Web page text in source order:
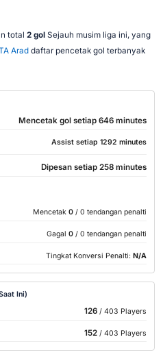
total 2 golSejauh musim liga ini, yang
Araddaftar pencetak gol terbanyak
Mencetak gol setiap 646 minutes
Assist setiap 1292 minutes
Dipesan setiap 258 minutes
Mencetak 0 / 0 tendangan penalti
Gagal 0 / 0 tendangan penalti
Tingkat Konversi Penalti: N/A
Ini)
126/ 403 Players
152/ 403 Players